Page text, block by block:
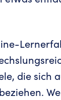
die sich